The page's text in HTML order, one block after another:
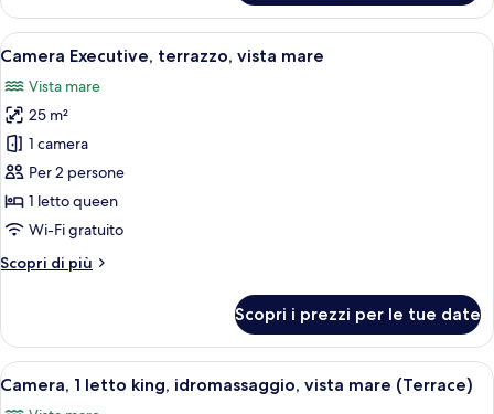
panoramica,
vista
mare
Apri
tutte
le
foto
per
Camera
Executive,
terrazzo,
mare
Una camera d'albergo moderna con
15
Camera Executive, terrazzo, vista mare
Vista mare
25 m²
1 camera
Per 2 persone
1 letto queen
Wi-Fi gratuito
Scopri di più
Altri
Executive,
terrazzo,
vista
Scopri i prezzi per le tue date
Apri
tutte
Una camera d'albergo con un letto,
6
Camera, 1 letto king, idromassaggio, vista mare (Terrace)